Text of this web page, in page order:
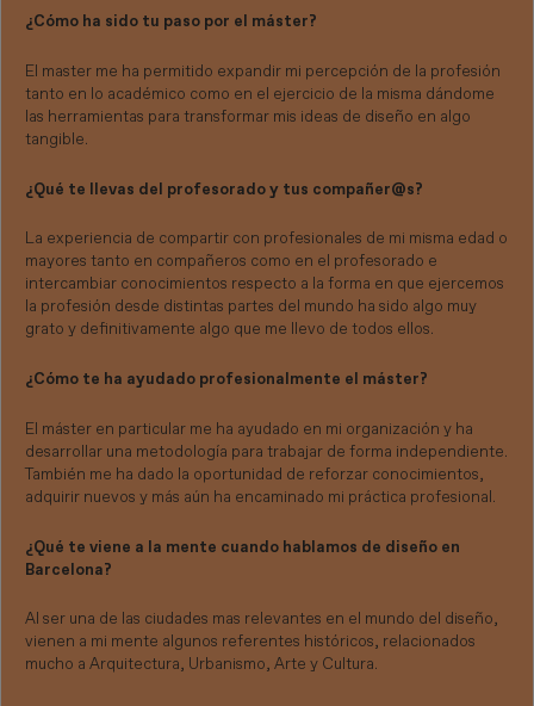
¿Cómo ha sido tu paso por el máster?
El master me ha permitido expandir mi percepción de la profesión
tanto en lo académico como en el ejercicio de la misma dándome
las herramientas para transformar mis ideas de diseño en algo
tangible.
¿Qué te llevas del profesorado y tus compañer@s?
La experiencia de compartir con profesionales de mi misma edad o
mayores tanto en compañeros como en el profesorado e
intercambiar conocimientos respecto a la forma en que ejercemos
la profesión desde distintas partes del mundo ha sido algo muy
grato y definitivamente algo que me llevo de todos ellos.
¿Cómo te ha ayudado profesionalmente el máster?
El máster en particular me ha ayudado en mi organización y ha
desarrollar una metodología para trabajar de forma independiente.
También me ha dado la oportunidad de reforzar conocimientos,
adquirir nuevos y más aún ha encaminado mi práctica profesional.
¿Qué te viene a la mente cuando hablamos de diseño en
Barcelona?
Al ser una de las ciudades mas relevantes en el mundo del diseño,
vienen a mi mente algunos referentes históricos, relacionados
mucho a Arquitectura, Urbanismo, Arte y Cultura.